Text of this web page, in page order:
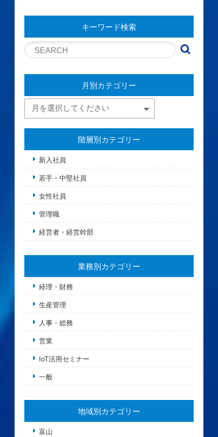
キーワード検索
月別カテゴリー
階層別カテゴリー
新入社員
若手・中堅社員
女性社員
管理職
経営者・経営幹部
業務別カテゴリー
経理・財務
生産管理
人事・総務
営業
IoT活用セミナー
一般
地域別カテゴリー
富山